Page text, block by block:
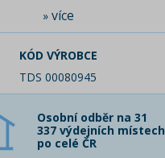
» více
KÓD VÝROBCE
TDS 00080945
Osobní odběr na 31
337 výdejních místech
po celé ČR